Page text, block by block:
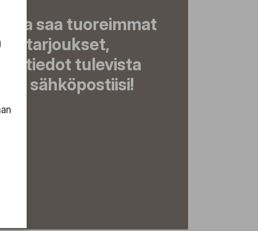
ja saa tuoreimmat
tarjoukset,
tiedot tulevista
sähköpostiisi!